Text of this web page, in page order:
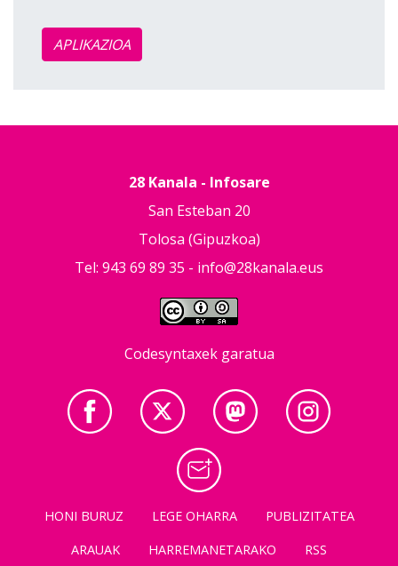
APLIKAZIOA
28 Kanala - Infosare
San Esteban 20
Tolosa (Gipuzkoa)
Tel: 943 69 89 35 - info@28kanala.eus
Codesyntaxek garatua
HONI BURUZ LEGE OHARRA
PUBLIZITATEA
ARAUAK
HARREMANETARAKO RSS